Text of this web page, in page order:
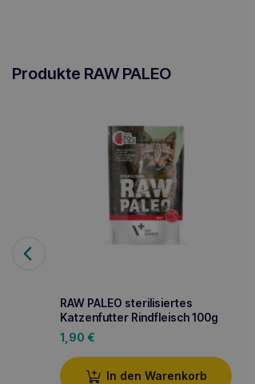
Produkte RAW PALEO
RAW PALEO sterilisiertes
Katzenfutter Rindfleisch 100g
1,90 €
In den Warenkorb